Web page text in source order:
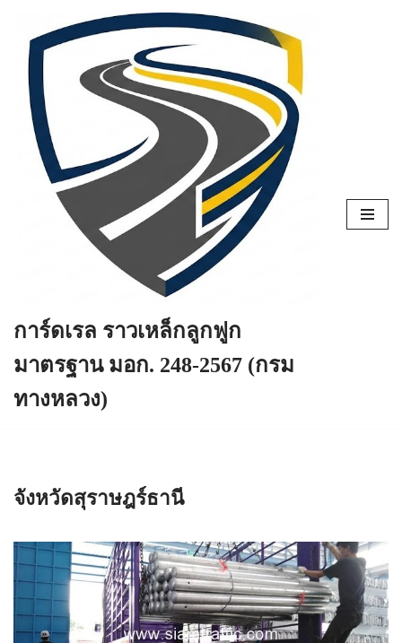
Skip
content
การ์ดเรล ราวเหล็กลูกฟูก
มาตรฐาน มอก. 248-2567 (กรม
ทางหลวง)
จังหวัดสุราษฎร์ธานี